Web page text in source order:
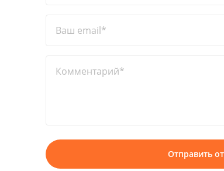
Ваш email*
Комментарий*
Отправить